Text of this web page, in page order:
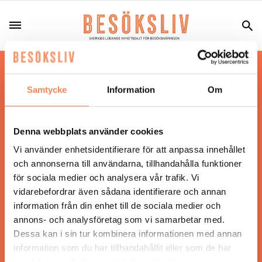
Samtycke Information Om
Denna webbplats använder cookies
Vi använder enhetsidentifierare för att anpassa innehållet
och annonserna till användarna, tillhandahålla funktioner
för sociala medier och analysera vår trafik. Vi
vidarebefordrar även sådana identifierare och annan
information från din enhet till de sociala medier och
annons- och analysföretag som vi samarbetar med.
Dessa kan i sin tur kombinera informationen med annan
information som du har tillhandahållit eller som de har
Hos oss läser du landets mest uppdaterade
nyheter och snackisar inom besöksnäringen.
Besöksliv i sin tryckta form är ett affärsmagasin
Tidningen ges ut avVisita
ANSVARIG UTGIVARE
Jonas Siljhammar
UPPHOVSRÄTT